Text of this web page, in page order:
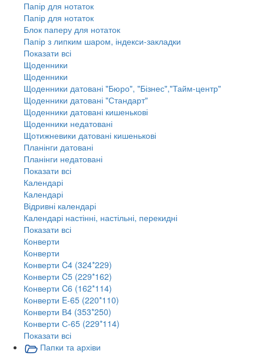
Папір для нотаток
Папір для нотаток
Блок паперу для нотаток
Папір з липким шаром, індекси-закладки
Показати всі
Щоденники
Щоденники
Щоденники датовані "Бюро", "Бізнес","Тайм-центр"
Щоденники датовані "Стандарт"
Щоденники датовані кишенькові
Щоденники недатовані
Щотижневики датовані кишенькові
Планінги датовані
Планінги недатовані
Показати всі
Календарі
Календарі
Відривні календарі
Календарі настінні, настільні, перекидні
Показати всі
Конверти
Конверти
Конверти C4 (324*229)
Конверти C5 (229*162)
Конверти C6 (162*114)
Конверти E-65 (220*110)
Конверти В4 (353*250)
Конверти С-65 (229*114)
Показати всі
Папки та архіви